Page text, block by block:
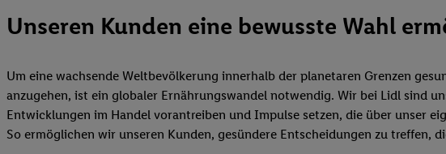
Unseren Kunden eine bewusste Wahl
Um eine wachsende Weltbevölkerung innerhalb der planetaren Grenzen
anzugehen, ist ein globaler Ernährungswandel notwendig. Wir bei Lidl sind
Entwicklungen im Handel vorantreiben und Impulse setzen, die über unser
So ermöglichen wir unseren Kunden, gesündere Entscheidungen zu treffen,